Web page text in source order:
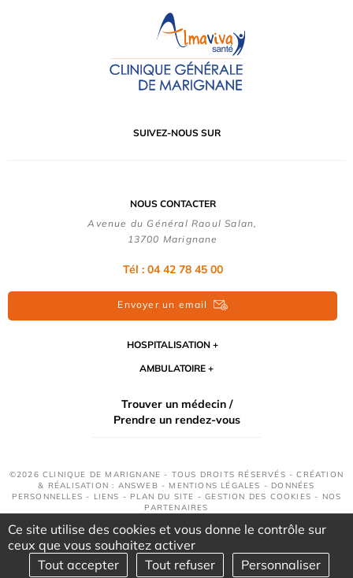
SUIVEZ-NOUS SUR
NOUS CONTACTER
Avenue du Général Raoul Salan,
13700 Marignane
Tél : 04 42 78 45 00
Envoyer un email
HOSPITALISATION
AMBULATOIRE
Trouver un médecin /
Prendre un rendez-vous
©2026 CLINIQUE DE MARIGNANE - TOUS DROITS RÉSERVÉS - CRÉATION
& RÉALISATION : ANSWEB - MENTIONS LÉGALES - DONNÉES
PERSONNELLES - LIENS - PLAN DU SITE -GESTION DES COOKIES - NOS
PARTENAIRES
Ce site utilise des cookies et vous donne le contrôle sur
ceux que vous souhaitez activer
Tout accepter
Tout refuser Personnaliser